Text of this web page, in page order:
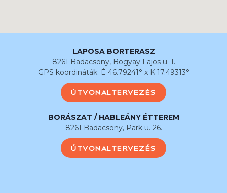
LAPOSA BORTERASZ
8261 Badacsony, Bogyay Lajos u. 1.
GPS koordináták: É 46.79241° x K 17.49313°
ÚTVONALTERVEZÉS
BORÁSZAT / HABLEÁNY ÉTTEREM
8261 Badacsony, Park u. 26.
ÚTVONALTERVEZÉS